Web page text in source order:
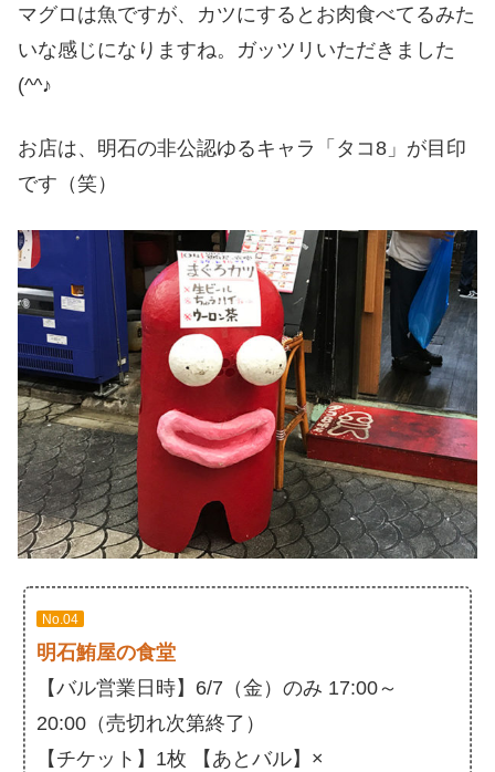
マグロは魚ですが、カツにするとお肉食べてるみた
いな感じになりますね。ガッツリいただきました
(^^♪
お店は、明石の非公認ゆるキャラ「タコ8」が目印
です（笑）
No.04
明石鮪屋の食堂
【バル営業日時】6/7（金）のみ 17:00～
20:00（売切れ次第終了）
【チケット】1枚 【あとバル】×